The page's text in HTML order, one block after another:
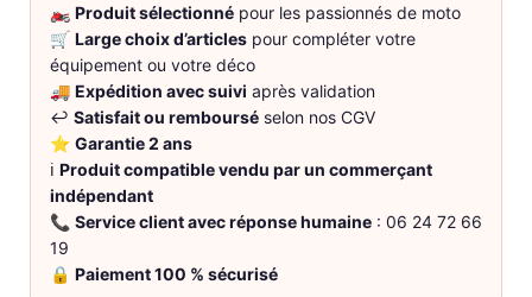
🏍️ Produit sélectionné pour les passionnés de moto
🛒 Large choix d’articles pour compléter votre
équipement ou votre déco
🚚 Expédition avec suivi après validation
↩️ Satisfait ou remboursé selon nos CGV
⭐ Garantie 2 ans
ℹ️ Produit compatible vendu par un commerçant
indépendant
📞 Service client avec réponse humaine : 06 24 72 66
19
🔒 Paiement 100 % sécurisé